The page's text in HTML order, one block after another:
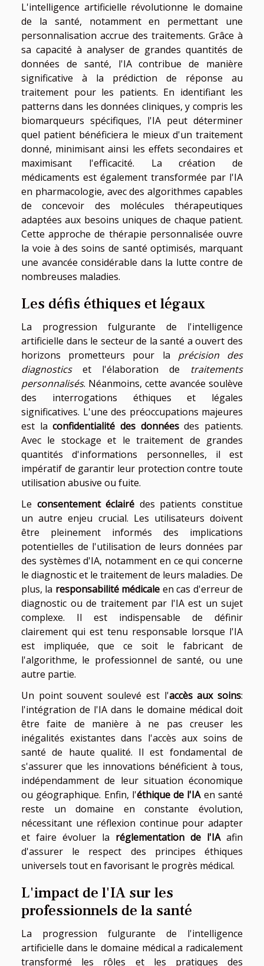
L'intelligence artificielle révolutionne le domaine
de la santé, notamment en permettant une
personnalisation accrue des traitements. Grâce à
sa capacité à analyser de grandes quantités de
données de santé, l'IA contribue de manière
significative à la prédiction de réponse au
traitement pour les patients. En identifiant les
patterns dans les données cliniques, y compris les
biomarqueurs spécifiques, l'IA peut déterminer
quel patient bénéficiera le mieux d'un traitement
donné, minimisant ainsi les effets secondaires et
maximisant l'efficacité. La création de
médicaments est également transformée par l'IA
en pharmacologie, avec des algorithmes capables
de concevoir des molécules thérapeutiques
adaptées aux besoins uniques de chaque patient.
Cette approche de thérapie personnalisée ouvre
la voie à des soins de santé optimisés, marquant
une avancée considérable dans la lutte contre de
nombreuses maladies.
Les défis éthiques et légaux
La progression fulgurante de l'intelligence
artificielle dans le secteur de la santé a ouvert des
horizons prometteurs pour la précision des
diagnosticset l'élaboration de traitements
personnalisés. Néanmoins, cette avancée soulève
des interrogations éthiques et légales
significatives. L'une des préoccupations majeures
est laconfidentialité des donnéesdes patients.
Avec le stockage et le traitement de grandes
quantités d'informations personnelles, il est
impératif de garantir leur protection contre toute
utilisation abusive ou fuite.
Le consentement éclairé des patients constitue
un autre enjeu crucial. Les utilisateurs doivent
être pleinement informés des implications
potentielles de l'utilisation de leurs données par
des systèmes d'IA, notamment en ce qui concerne
le diagnostic et le traitement de leurs maladies. De
plus, la responsabilité médicale en cas d'erreur de
diagnostic ou de traitement par l'IA est un sujet
complexe. Il est indispensable de définir
clairement qui est tenu responsable lorsque l'IA
est impliquée, que ce soit le fabricant de
l'algorithme, le professionnel de santé, ou une
autre partie.
Un point souvent soulevé est l'accès aux soins:
l'intégration de l'IA dans le domaine médical doit
être faite de manière à ne pas creuser les
inégalités existantes dans l'accès aux soins de
santé de haute qualité. Il est fondamental de
s'assurer que les innovations bénéficient à tous,
indépendamment de leur situation économique
ou géographique. Enfin, l'éthique de l'IAen santé
reste un domaine en constante évolution,
nécessitant une réflexion continue pour adapter
et faire évoluer la réglementation de l'IAafin
d'assurer le respect des principes éthiques
universels tout en favorisant le progrès médical.
L'impact de l'IA sur les
professionnels de la santé
La progression fulgurante de l'intelligence
artificielle dans le domaine médical a radicalement
transformé les rôles et les pratiques des